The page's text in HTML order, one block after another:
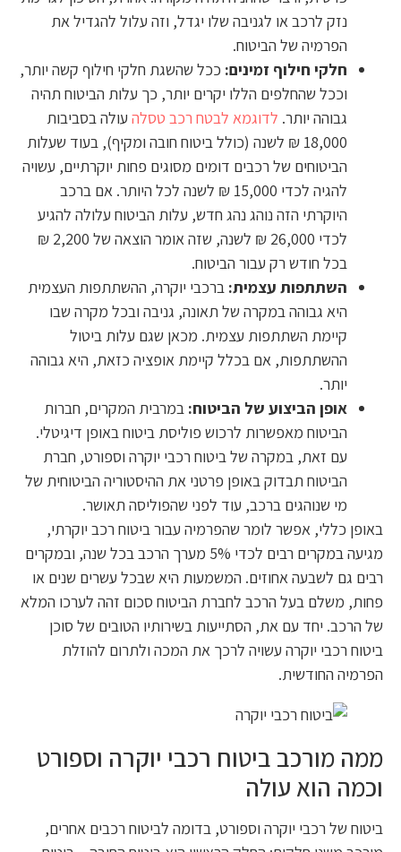
נזק לרכב או לגניבה שלו יגדל, וזה עלול להגדיל את
הפרמיה של הביטוח.
חלקי חילוף זמינים: ככל שהשגת חלקי חילוף קשה יותר,
וככל שהחלפים הללו יקרים יותר, כך עלות הביטוח תהיה
גבוהה יותר. לדוגמא לבטח רכב טסלה עולה בסביבות
18,000 ₪ לשנה (כולל ביטוח חובה ומקיף), בעוד שעלות
הביטוחים של רכבים דומים מסוגים פחות יוקרתיים, עשויה
להגיה לכדי 15,000 ₪ לשנה לכל היותר. אם ברכב
היוקרתי הזה נוהג נהג חדש, עלות הביטוח עלולה להגיע
לכדי 26,000 ₪ לשנה, שזה אומר הוצאה של 2,200 ₪
בכל חודש רק עבור הביטוח.
השתתפות עצמית: ברכבי יוקרה, ההשתתפות העצמית
היא גבוהה במקרה של תאונה, גניבה ובכל מקרה שבו
קיימת השתתפות עצמית. מכאן שגם עלות ביטול
ההשתתפות, אם בכלל קיימת אופציה כזאת, היא גבוהה
יותר.
אופן הביצוע של הביטוח: במרבית המקרים, חברות
הביטוח מאפשרות לרכוש פוליסת ביטוח באופן דיגיטלי.
עם זאת, במקרה של ביטוח רכבי יוקרה וספורט, חברת
הביטוח תבדוק באופן פרטני את ההיסטוריה הביטוחית של
מי שנוהגים ברכב, עוד לפני שהפוליסה תאושר.
באופן כללי, אפשר לומר שהפרמיה עבור ביטוח רכב יוקרתי,
מגיעה במקרים רבים לכדי 5% מערך הרכב בכל שנה, ובמקרים
רבים גם לשבעה אחוזים. המשמעות היא שבכל עשרים שנים או
פחות, משלם בעל הרכב לחברת הביטוח סכום זהה לערכו המלא
של הרכב. יחד עם את, הסתייעות בשירותיו הטובים של סוכן
ביטוח רכבי יוקרה עשויה לרכך את המכה ולתרום להוזלת
הפרמיה החודשית.
ממה מורכב ביטוח רכבי יוקרה וספורט
וכמה הוא עולה
ביטוח של רכבי יוקרה וספורט, בדומה לביטוח רכבים אחרים,